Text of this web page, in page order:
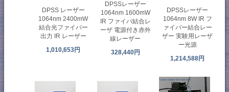
DPSS レーザー
1064nm 2400mW
結合光ファイバー
出力 IR レーザー
1,010,653円
DPSSレーザー
1064nm 1600mW
IR ファイバ結合レ
ーザ 電源付き赤外
線レーザー
328,440円
DPSSレーザー
1064nm 8W IR フ
ァイバー結合レー
ザー 実験用レーザ
ー光源
1,214,588円